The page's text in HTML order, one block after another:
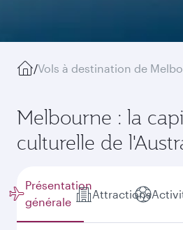
/Vols à destination de
Melbourne : la
culturelle de
Présentation
générale
Attractions